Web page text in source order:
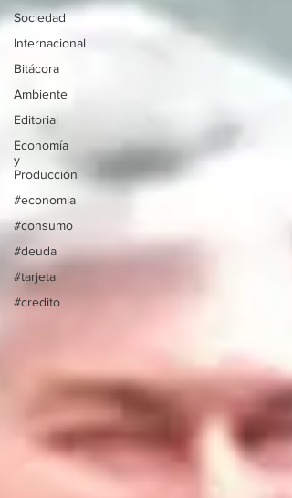
Sociedad
Internacional
Bitácora
Ambiente
Editorial
Economía
y
Producción
#economia
#consumo
#deuda
#tarjeta
#credito